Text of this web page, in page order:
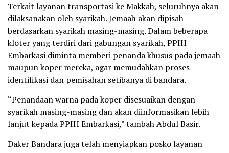
Terkait layanan transportasi ke Makkah, seluruhnya akan
dilaksanakan oleh syarikah. Jemaah akan dipisah
berdasarkan syarikah masing-masing. Dalam beberapa
kloter yang terdiri dari gabungan syarikah, PPIH
Embarkasi diminta memberi penanda khusus pada jemaah
maupun koper mereka, agar memudahkan proses
identifikasi dan pemisahan setibanya di bandara.
“Penandaan warna pada koper disesuaikan dengan
syarikah masing-masing dan akan diinformasikan lebih
lanjut kepada PPIH Embarkasi,” tambah Abdul Basir.
Daker Bandara juga telah menyiapkan posko layanan